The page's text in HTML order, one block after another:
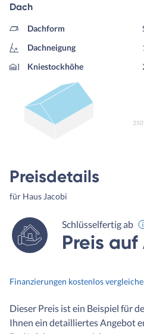
Dach
Dachform
Dachneigung
Kniestockhöhe
Preisdetails
für Haus Jacobi
Schlüsselfertig ab
Preis
Finanzierungen kostenlos
Dieser Preis ist ein Beispiel für
Ihnen ein detailliertes Angebot